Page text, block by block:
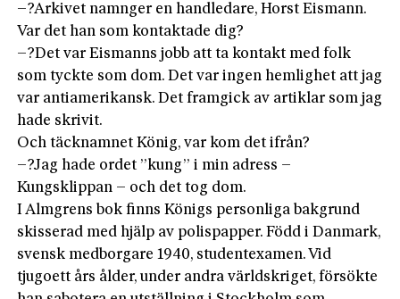
–?Arkivet namnger en handledare, Horst Eismann.
Var det han som kontaktade dig?
–?Det var Eismanns jobb att ta kontakt med folk
som tyckte som dom. Det var ingen hemlighet att jag
var antiamerikansk. Det framgick av artiklar som jag
hade skrivit.
Och täcknamnet König, var kom det ifrån?
–?Jag hade ordet ”kung” i min adress –
Kungsklippan – och det tog dom.
I Almgrens bok finns Königs personliga bakgrund
skisserad med hjälp av polispapper. Född i Danmark,
svensk medborgare 1940, studentexamen. Vid
tjugoett års ålder, under andra världskriget, försökte